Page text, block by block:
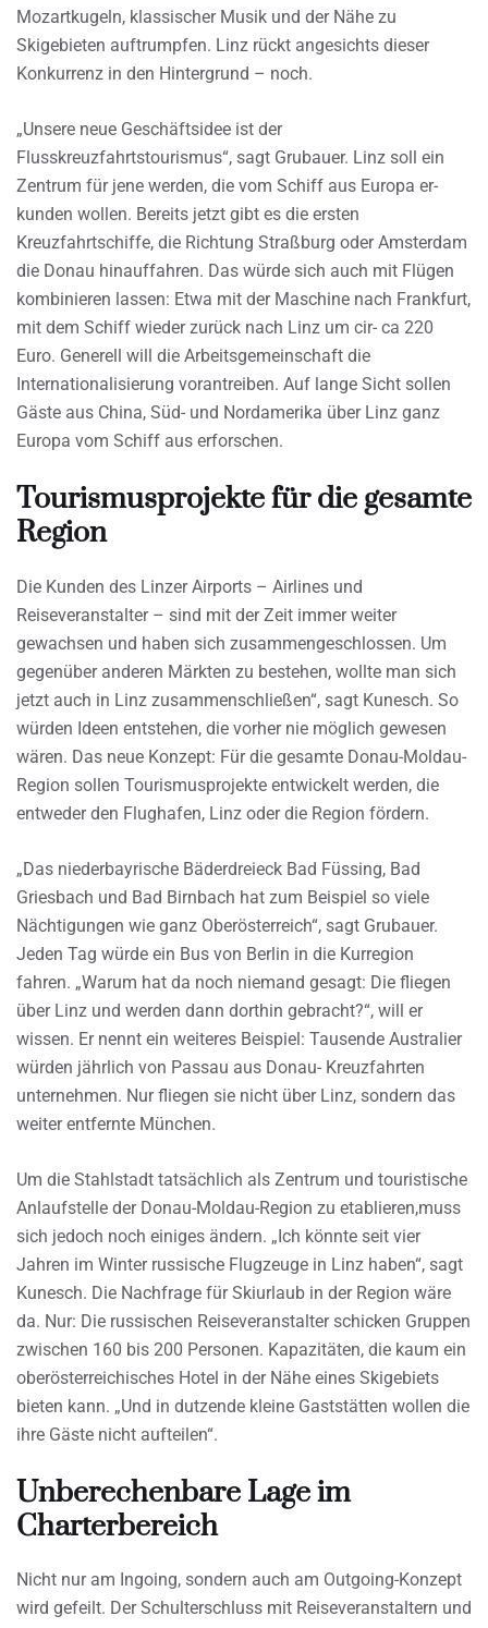
Mozartkugeln, klassischer Musik und der Nähe zu
Skigebieten auftrumpfen. Linz rückt angesichts dieser
Konkurrenz in den Hintergrund – noch.
„Unsere neue Geschäftsidee ist der
Flusskreuzfahrtstourismus“, sagt Grubauer. Linz soll ein
Zentrum für jene werden, die vom Schiff aus Europa er-
kunden wollen. Bereits jetzt gibt es die ersten
Kreuzfahrtschiffe, die Richtung Straßburg oder Amsterdam
die Donau hinauffahren. Das würde sich auch mit Flügen
kombinieren lassen: Etwa mit der Maschine nach Frankfurt,
mit dem Schiff wieder zurück nach Linz um cir- ca 220
Euro. Generell will die Arbeitsgemeinschaft die
Internationalisierung vorantreiben. Auf lange Sicht sollen
Gäste aus China, Süd- und Nordamerika über Linz ganz
Europa vom Schiff aus erforschen.
Tourismusprojekte für die gesamte
Region
Die Kunden des Linzer Airports – Airlines und
Reiseveranstalter – sind mit der Zeit immer weiter
gewachsen und haben sich zusammengeschlossen. Um
gegenüber anderen Märkten zu bestehen, wollte man sich
jetzt auch in Linz zusammenschließen“, sagt Kunesch. So
würden Ideen entstehen, die vorher nie möglich gewesen
wären. Das neue Konzept: Für die gesamte Donau-Moldau-
Region sollen Tourismusprojekte entwickelt werden, die
entweder den Flughafen, Linz oder die Region fördern.
„Das niederbayrische Bäderdreieck Bad Füssing, Bad
Griesbach und Bad Birnbach hat zum Beispiel so viele
Nächtigungen wie ganz Oberösterreich“, sagt Grubauer.
Jeden Tag würde ein Bus von Berlin in die Kurregion
fahren. „Warum hat da noch niemand gesagt: Die fliegen
über Linz und werden dann dorthin gebracht?“, will er
wissen. Er nennt ein weiteres Beispiel: Tausende Australier
würden jährlich von Passau aus Donau- Kreuzfahrten
unternehmen. Nur fliegen sie nicht über Linz, sondern das
weiter entfernte München.
Um die Stahlstadt tatsächlich als Zentrum und touristische
Anlaufstelle der Donau-Moldau-Region zu etablieren,muss
sich jedoch noch einiges ändern. „Ich könnte seit vier
Jahren im Winter russische Flugzeuge in Linz haben“, sagt
Kunesch. Die Nachfrage für Skiurlaub in der Region wäre
da. Nur: Die russischen Reiseveranstalter schicken Gruppen
zwischen 160 bis 200 Personen. Kapazitäten, die kaum ein
oberösterreichisches Hotel in der Nähe eines Skigebiets
bieten kann. „Und in dutzende kleine Gaststätten wollen die
ihre Gäste nicht aufteilen“.
Unberechenbare Lage im
Charterbereich
Nicht nur am Ingoing, sondern auch am Outgoing-Konzept
wird gefeilt. Der Schulterschluss mit Reiseveranstaltern und